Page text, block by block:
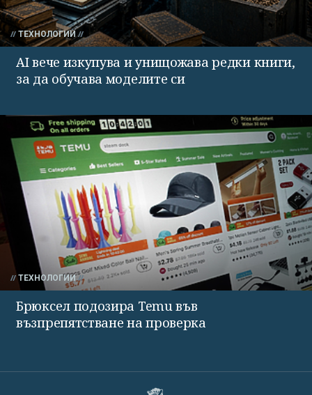
ТЕХНОЛОГИИ
AI вече изкупува и унищожава редки книги,
за да обучава моделите си
ТЕХНОЛОГИИ
Брюксел подозира Temu във
възпрепятстване на проверка